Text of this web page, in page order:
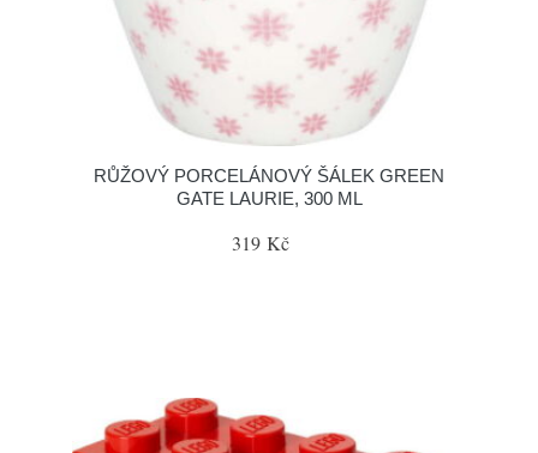
RŮŽOVÝ PORCELÁNOVÝ ŠÁLEK GREEN
GATE LAURIE, 300 ML
319 Kč